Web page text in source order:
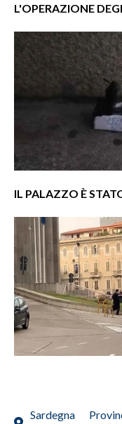
L'OPERAZIONE
IL PALAZZO È
Sardegna